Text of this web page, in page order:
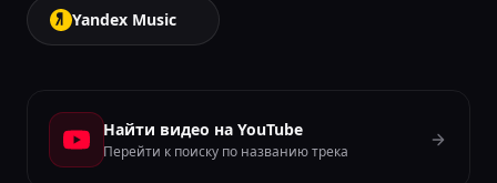
Yandex Music
Найти видео на YouTube
Перейти к поиску по названию трека